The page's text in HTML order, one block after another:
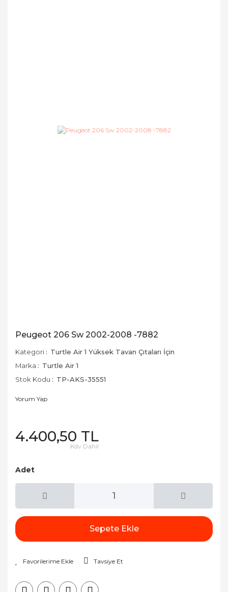
Peugeot 206 Sw 2002-2008 -7882
Kategori
Turtle Air 1 Yüksek Tavan Çıtaları İçin
Marka
Turtle Air 1
Stok Kodu
TP-AKS-35551
Yorum Yap
4.400,50 TL
Kdv Dahil
Adet
Sepete Ekle
Tavsiye Et